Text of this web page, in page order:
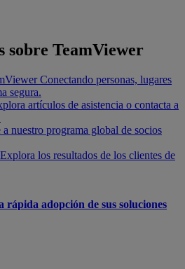
sobre TeamViewer
Conectando personas, lugares
segura.
artículos de asistencia o contacta a
a nuestro programa global de socios
Explora los resultados de los clientes de
rápida adopción de sus soluciones